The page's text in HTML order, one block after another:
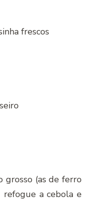
frescos
grosso (as de ferro
refogue a cebola e